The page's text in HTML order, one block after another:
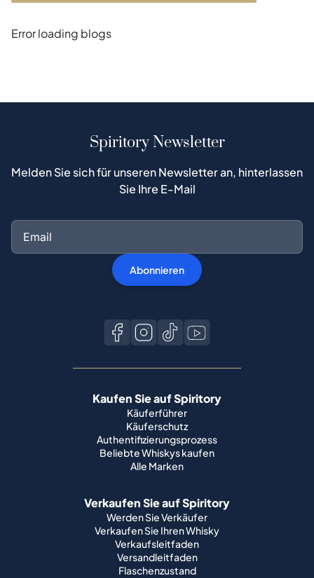
Error loading blogs
Spiritory Newsletter
Melden Sie sich für unseren Newsletter an, hinterlassen
Sie Ihre E-Mail
Abonnieren
Kaufen Sie auf Spiritory
Käuferführer
Käuferschutz
Authentifizierungsprozess
Beliebte Whiskys kaufen
Alle Marken
Verkaufen Sie auf Spiritory
Werden Sie Verkäufer
Verkaufen Sie Ihren Whisky
Verkaufsleitfaden
Versandleitfaden
Flaschenzustand